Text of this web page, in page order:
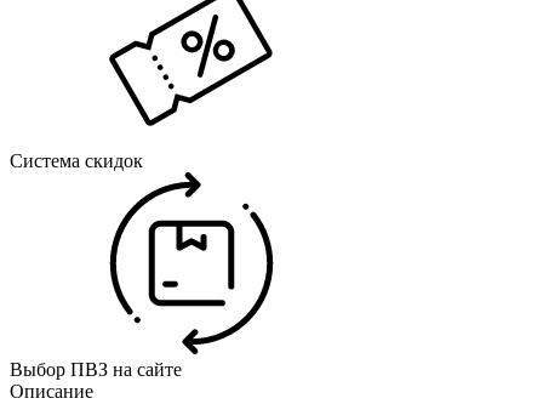
Система скидок
Выбор ПВЗ на сайте
Описание